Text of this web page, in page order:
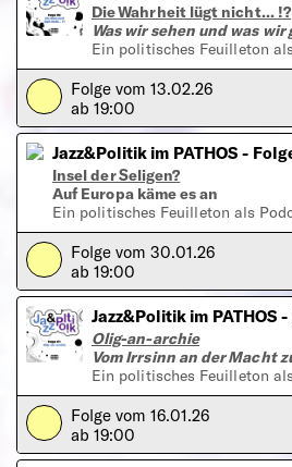
Die Wahrheit lügt nicht... !?
Was wir sehen und was wir
Ein politisches Feuilleton
Play Folge vom 13.02.26
ab 19:00
Jazz&Politik im PATHOS -
Insel der Seligen?
Auf Europa käme es an
Ein politisches Feuilleton als
Play Folge vom 30.01.26
ab 19:00
Jazz&Politik im PATHOS
Olig-an-archie
Vom Irrsinn an der Macht
Ein politisches Feuilleton
Play Folge vom 16.01.26
ab 19:00